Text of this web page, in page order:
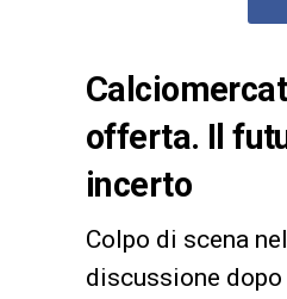
offerta. Il
incerto
Colpo di scena nel
discussione